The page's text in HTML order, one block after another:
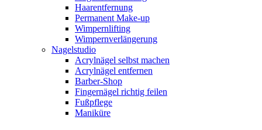
Haarentfernung
Permanent Make-up
Wimpernlifting
Wimpernverlängerung
Nagelstudio
Acrylnägel selbst machen
Acrylnägel entfernen
Barber-Shop
Fingernägel richtig feilen
Fußpflege
Maniküre